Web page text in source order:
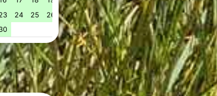
24 25 26 27 28 29 53 28 29 30 31